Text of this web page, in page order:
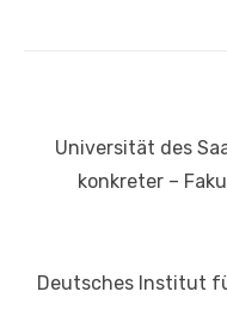
Vorheriger
Beitrag:
Universität des
konkreter –
Nächster
Deutsches Institut